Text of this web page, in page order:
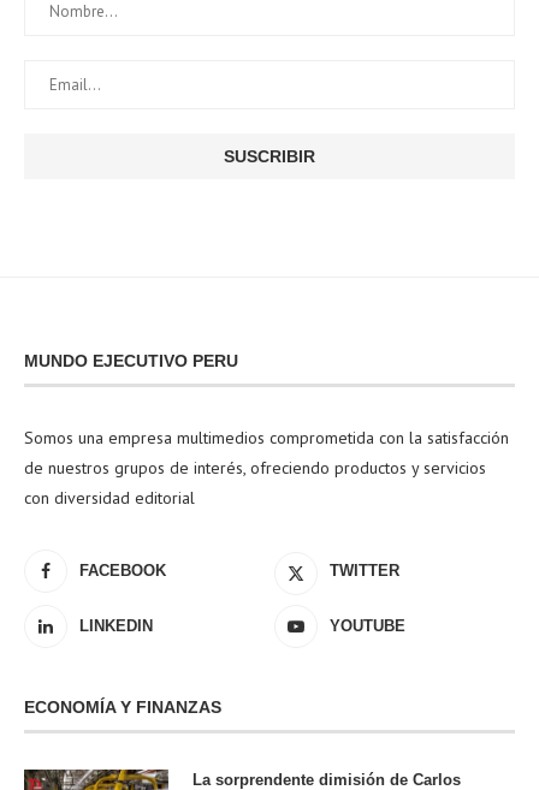
MUNDO EJECUTIVO PERU
Somos una empresa multimedios comprometida con la satisfacción
de nuestros grupos de interés, ofreciendo productos y servicios
con diversidad editorial
FACEBOOK TWITTER
LINKEDIN YOUTUBE
ECONOMÍA Y FINANZAS
La sorprendente dimisión de Carlos